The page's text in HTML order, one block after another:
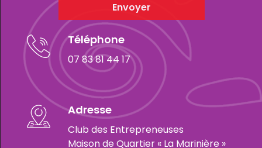
Envoyer
Téléphone
07 83 81 44 17
Adresse
Club des Entrepreneuses
Maison de Quartier « La Marinière »